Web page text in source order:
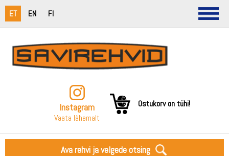
ET EN FI
Instagram
Vaata lähemalt
Ostukorv on tühi!
Ava rehvi ja velgede otsing